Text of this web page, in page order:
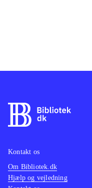
Kontakt os
Om Bibliotek.dk
Hjælp og vejledning